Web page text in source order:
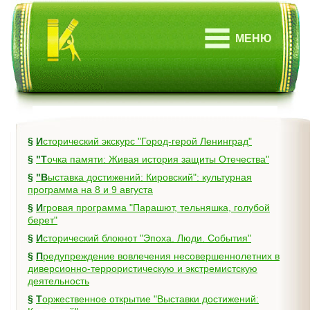
МЕНЮ
§
Исторический экскурс "Город-герой Ленинград"
§
"Точка памяти: Живая история защиты Отечества"
§ "Выставка достижений: Кировский": культурная
программа на 8 и 9 августа
§ Игровая программа "Парашют, тельняшка, голубой
берет"
§
Исторический блокнот "Эпоха. Люди. События"
§ Предупреждение вовлечения несовершеннолетних в
диверсионно-террористическую и экстремистскую
деятельность
§ Торжественное открытие "Выставки достижений: